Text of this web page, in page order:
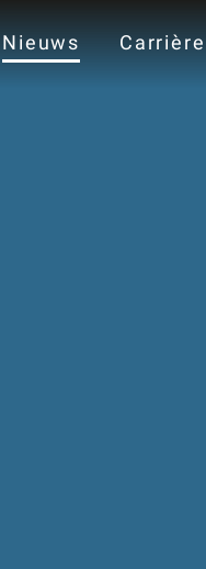
Nieuws Carrière